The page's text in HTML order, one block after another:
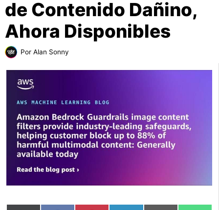
de Contenido Dañino,
Ahora Disponibles
Por Alan Sonny